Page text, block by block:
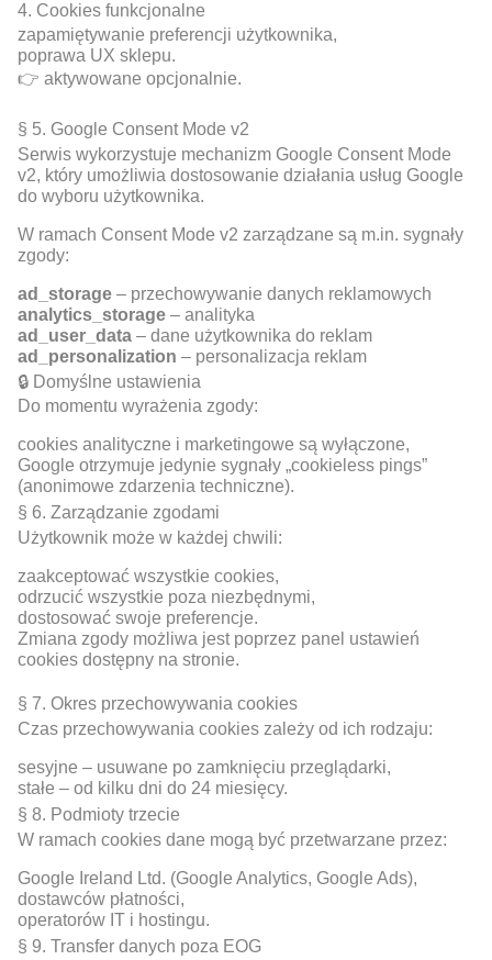
4. Cookies funkcjonalne
zapamiętywanie preferencji użytkownika,
poprawa UX sklepu.
👉 aktywowane opcjonalnie.
§ 5. Google Consent Mode v2
Serwis wykorzystuje mechanizm Google Consent Mode
v2, który umożliwia dostosowanie działania usług Google
do wyboru użytkownika.
W ramach Consent Mode v2 zarządzane są m.in. sygnały
zgody:
ad_storage – przechowywanie danych reklamowych
analytics_storage – analityka
ad_user_data – dane użytkownika do reklam
ad_personalization – personalizacja reklam
🔒 Domyślne ustawienia
Do momentu wyrażenia zgody:
cookies analityczne i marketingowe są wyłączone,
Google otrzymuje jedynie sygnały „cookieless pings”
(anonimowe zdarzenia techniczne).
§ 6. Zarządzanie zgodami
Użytkownik może w każdej chwili:
zaakceptować wszystkie cookies,
odrzucić wszystkie poza niezbędnymi,
dostosować swoje preferencje.
Zmiana zgody możliwa jest poprzez panel ustawień
cookies dostępny na stronie.
§ 7. Okres przechowywania cookies
Czas przechowywania cookies zależy od ich rodzaju:
sesyjne – usuwane po zamknięciu przeglądarki,
stałe – od kilku dni do 24 miesięcy.
§ 8. Podmioty trzecie
W ramach cookies dane mogą być przetwarzane przez:
Google Ireland Ltd. (Google Analytics, Google Ads),
dostawców płatności,
operatorów IT i hostingu.
§ 9. Transfer danych poza EOG